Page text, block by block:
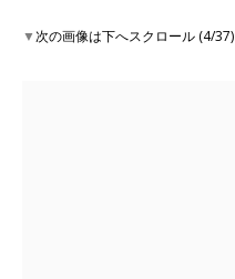
▼次の画像は下へスクロール (4/37)